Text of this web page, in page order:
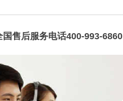
国售后服务电话400-993-6860